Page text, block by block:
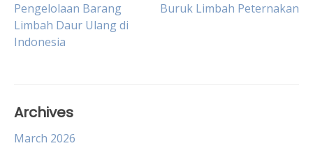
navigation
Pengelolaan Barang
Limbah Daur Ulang di
Indonesia
Buruk Limbah Peternakan
Archives
March 2026